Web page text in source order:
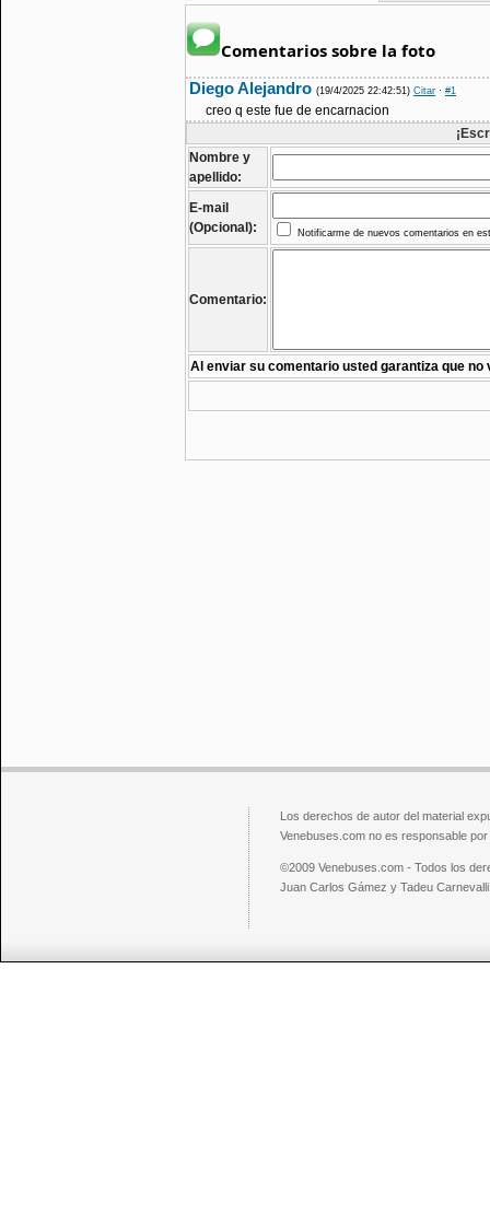
Comentarios sobre la foto
Diego Alejandro (19/4/2025 22:42:51) Citar · #1
creo q este fue de encarnacion
Nombre y
apellido:
E-mail
(Opcional):
Notificarme de nuevos comentarios en
Comentario:
Al enviar su comentario usted garantiza que no
Los derechos de autor del material
Venebuses.com no es responsable
©2009 Venebuses.com - Todos los
Juan Carlos Gámez y Tadeu Carnevalli